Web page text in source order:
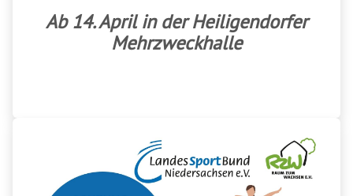
Ab 14. April in der Heiligendorfer
Mehrzweckhalle